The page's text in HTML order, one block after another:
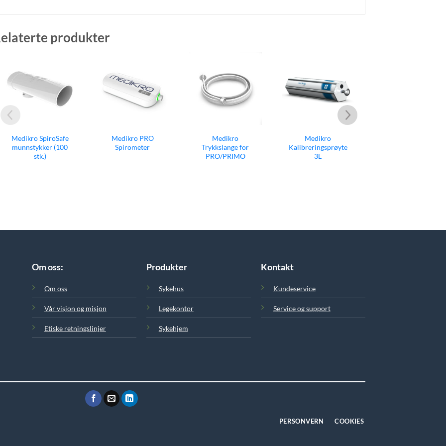
produkter
Medikro PRO
Spirometer
Medikro
Trykkslange for
Medikro
Kalibreringsprøyte
3L
Medikro Neseklyper
(100 stk.)
Om oss:
Om oss
Vår visjon og misjon
Etiske retningslinjer
Produkter
Sykehus
Legekontor
Sykehjem
Kontakt
Kundeservice
Service og support
PERSONVERN COOKIES